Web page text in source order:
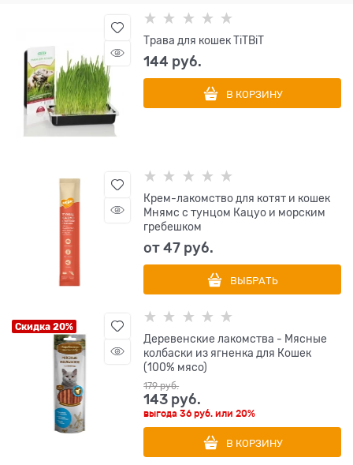
Трава для кошек TiTBiT
144 руб.
В КОРЗИНУ
Крем-лакомство для котят и кошек
Мнямс с тунцом Кацуо и морским
гребешком
от47 руб.
ВЫБРАТЬ
Скидка 20%
Деревенские лакомства - Мясные
колбаски из ягненка для Кошек
(100% мясо)
179 руб.
143 руб.
выгода36 руб. или20%
В КОРЗИНУ